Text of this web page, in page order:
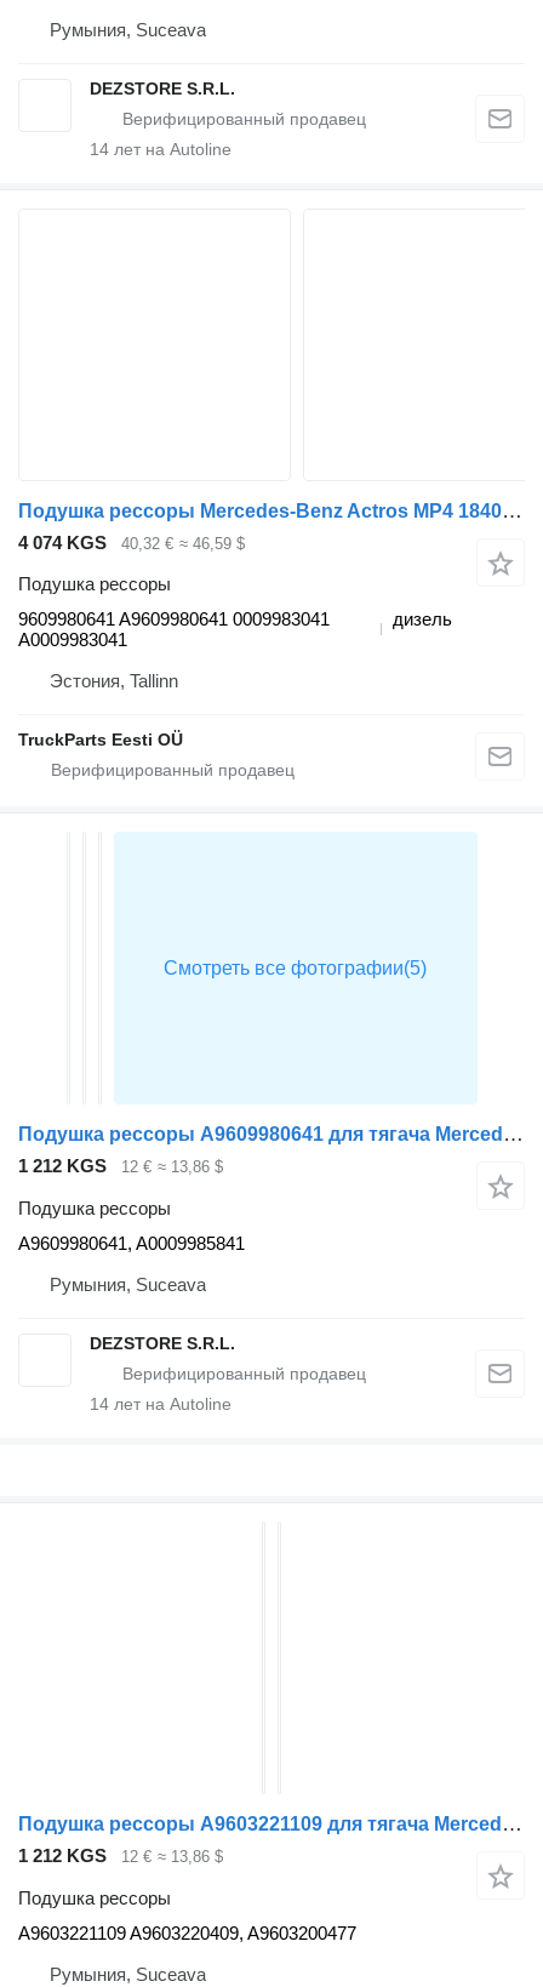
Румыния, Suceava
DEZSTORE S.R.L.
14 лет на Autoline
Подушка рессоры Mercedes-Benz Actros MP4 1840 (01.12-) 9609980641 для тягача Mercedes-Benz Actros MP4 Antos Arocs (2012-)
4 074 KGS 40,32 € ≈ 46,59 $
Подушка рессоры
9609980641 A9609980641 0009983041
A0009983041
дизель
Эстония, Tallinn
TruckParts Eesti OÜ
Подушка рессоры A9609980641 для тягача Mercedes-Benz ACTROS MP4
1 212 KGS 12 € ≈ 13,86 $
Подушка рессоры
A9609980641, A0009985841
Румыния, Suceava
DEZSTORE S.R.L.
14 лет на Autoline
Подушка рессоры A9603221109 для тягача Mercedes-Benz ACTROS MP4
1 212 KGS 12 € ≈ 13,86 $
Подушка рессоры
A9603221109 A9603220409, A9603200477
Румыния, Suceava